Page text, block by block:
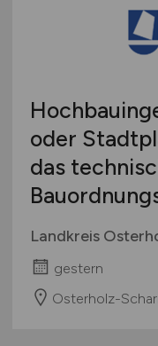
oder
das
Landkreis
gestern
Osterholz-